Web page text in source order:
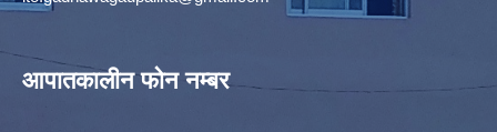
आपातकालीन फोन नम्बर